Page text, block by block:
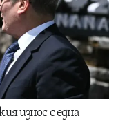
износ с една